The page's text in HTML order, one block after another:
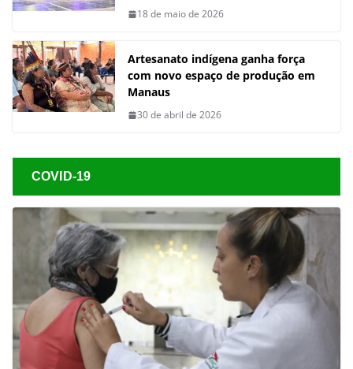
18 de maio de 2026
Artesanato indígena ganha força
com novo espaço de produção em
Manaus
30 de abril de 2026
COVID-19